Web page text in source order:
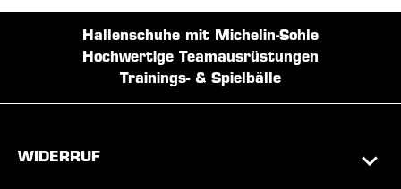
Hallenschuhe mit Michelin-Sohle
Hochwertige Teamausrüstungen
Trainings- & Spielbälle
WIDERRUF